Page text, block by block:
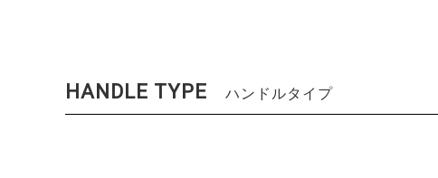
HANDLE TYPE ハンドルタイプ